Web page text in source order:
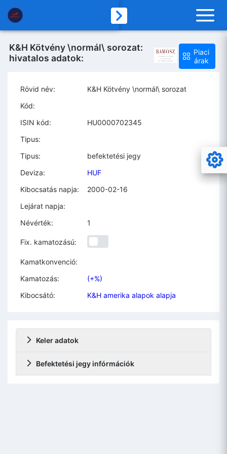
K&H Kötvény \normál\ sorozat:
hivatalos adatok:
Piaci
árak
Rövid név:
K&H Kötvény \normál\ sorozat
Kód:
ISIN kód:
HU0000702345
Tipus:
Tipus:
befektetési jegy
Deviza:
HUF
Kibocsatás napja:
2000-02-16
Lejárat napja:
Névérték:
1
Fix. kamatozású:
Kamatkonvenció:
Kamatozás:
(+%)
Kibocsátó:
K&H amerika alapok alapja
Keler adatok
Befektetési jegy infórmációk